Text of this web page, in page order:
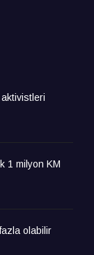
aktivistleri
1 milyon KM
olabilir